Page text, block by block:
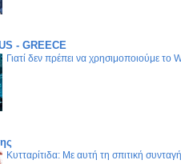
- GREECE
Γιατί δεν πρέπει να χρησιμοποιούμε
Κυτταρίτιδα: Με αυτή τη σπιτική